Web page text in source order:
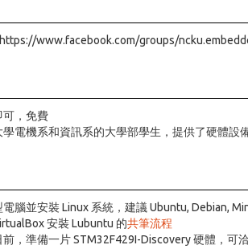
https://www.facebook.com/groups/
可，免費
電機系和資訊系的大學部學生，提供了硬體設
腦並安裝 Linux 系統，建議 Ubuntu, Debian,
安裝 Lubuntu 的共筆流程
前，準備一片 STM32F429I-Discovery 硬體，可